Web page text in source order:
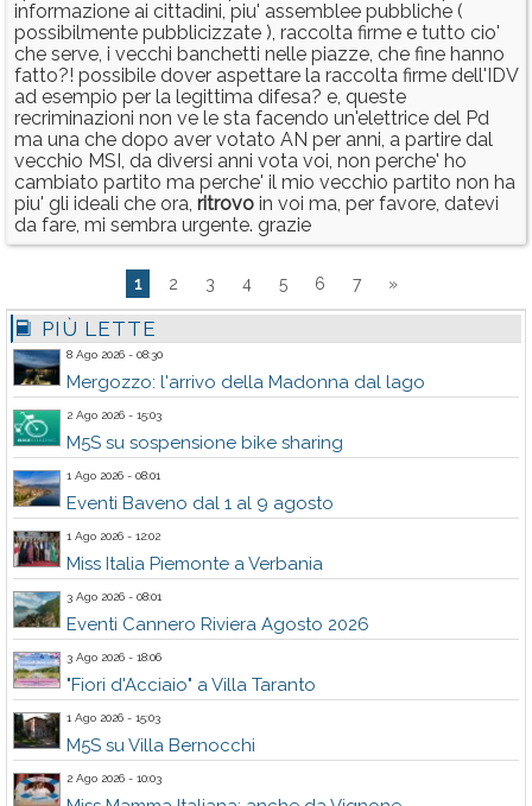
informazione ai cittadini, piu' assemblee pubbliche (
possibilmente pubblicizzate ), raccolta firme e tutto cio'
che serve, i vecchi banchetti nelle piazze, che fine hanno
fatto?! possibile dover aspettare la raccolta firme dell'IDV
ad esempio per la legittima difesa? e, queste
recriminazioni non ve le sta facendo un'elettrice del Pd
ma una che dopo aver votato AN per anni, a partire dal
vecchio MSI, da diversi anni vota voi, non perche' ho
cambiato partito ma perche' il mio vecchio partito non ha
piu' gli ideali che ora, ritrovo in voi ma, per favore, datevi
da fare, mi sembra urgente. grazie
1 2 3 4 5 6 7 »
PIÙ LETTE
8 Ago 2026 - 08:30
Mergozzo: l'arrivo della Madonna dal lago
2 Ago 2026 - 15:03
M5S su sospensione bike sharing
1 Ago 2026 - 08:01
Eventi Baveno dal 1 al 9 agosto
1 Ago 2026 - 12:02
Miss Italia Piemonte a Verbania
3 Ago 2026 - 08:01
Eventi Cannero Riviera Agosto 2026
3 Ago 2026 - 18:06
"Fiori d'Acciaio" a Villa Taranto
1 Ago 2026 - 15:03
M5S su Villa Bernocchi
2 Ago 2026 - 10:03